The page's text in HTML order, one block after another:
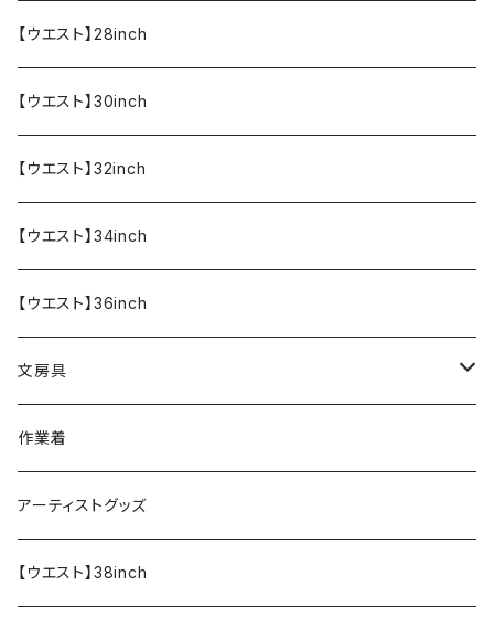
エプロン
半袖Tシャツ
OUTLET!!!!!
【ウエスト】28inch
【ウエスト】30inch
【ウエスト】32inch
【ウエスト】34inch
【ウエスト】36inch
文房具
ペンケース
作業着
アーティストグッズ
【ウエスト】38inch